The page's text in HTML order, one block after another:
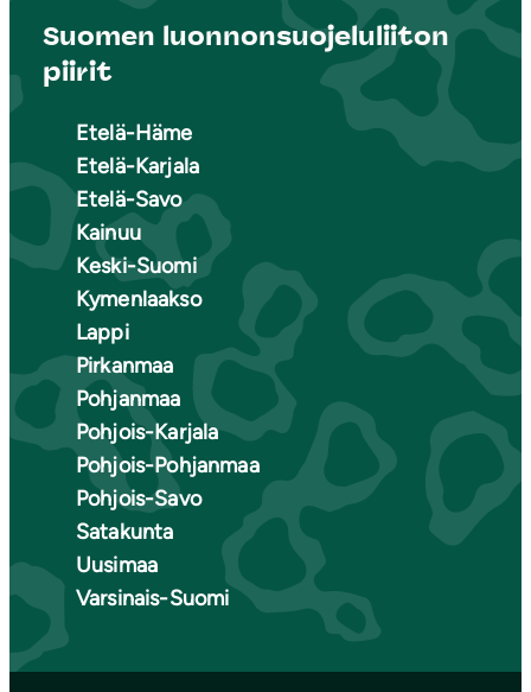
Suomen luonnonsuojeluliiton
piirit
Etelä-Häme
Etelä-Karjala
Etelä-Savo
Kainuu
Keski-Suomi
Kymenlaakso
Lappi
Pirkanmaa
Pohjanmaa
Pohjois-Karjala
Pohjois-Pohjanmaa
Pohjois-Savo
Satakunta
Uusimaa
Varsinais-Suomi